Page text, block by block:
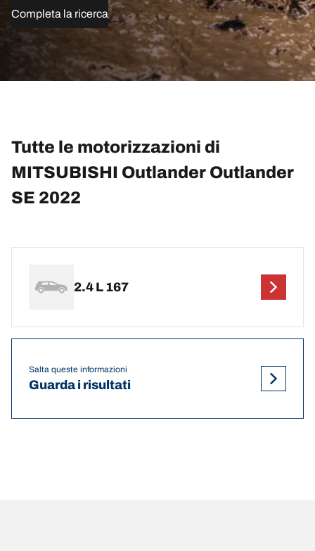
Completa la ricerca
Tutte le motorizzazioni di
MITSUBISHI Outlander Outlander
SE 2022
2.4 L 167
Salta queste informazioni
Guarda i risultati